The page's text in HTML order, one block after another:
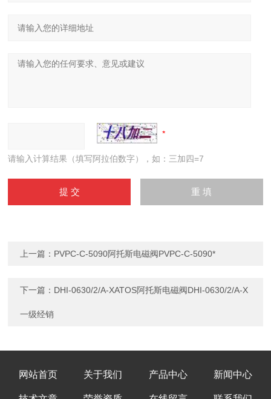
请输入计算结果（填写阿拉伯数字），如：三加四=7
上一篇： PVPC-C-5090阿托斯电磁阀PVPC-C-5090*
下一篇： DHI-0630/2/A-XATOS阿托斯电磁阀DHI-0630/2/A-X
一级经销
网站首页 关于我们 产品中心 新闻中心